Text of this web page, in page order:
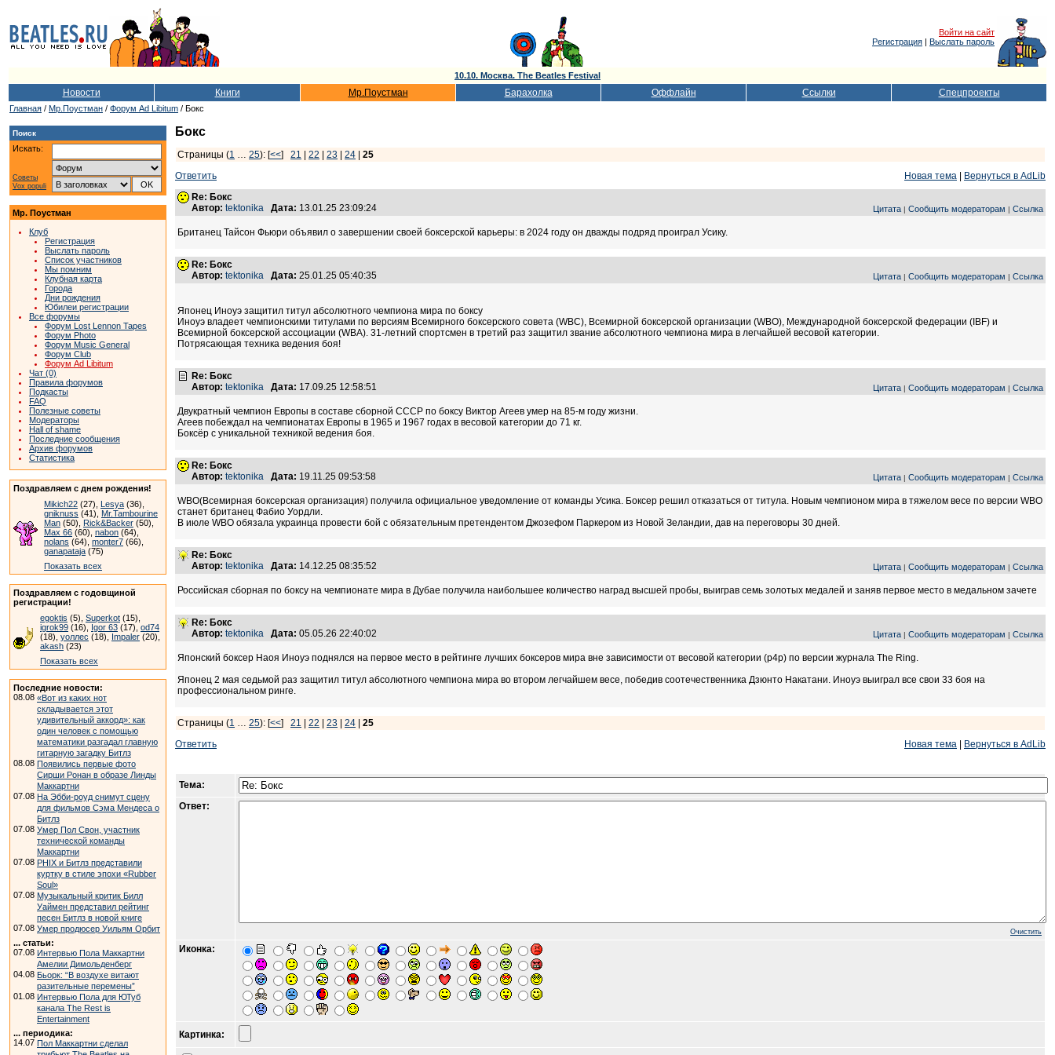
Войти на сайт
Регистрация | Выслать пароль
10.10. Москва. The Beatles Festival
Новости Книги Мр.Поустман Барахолка Оффлайн Ссылки Спецпроекты
Главная / Мр.Поустман / Форум Ad Libitum / Бокс
Поиск
Искать:
Советы
Vox populi
Мр. Поустман
Клуб
Регистрация
Выслать пароль
Список участников
Мы помним
Клубная карта
Города
Дни рождения
Юбилеи регистрации
Все форумы
Форум Lost Lennon Tapes
Форум Photo
Форум Music General
Форум Club
Форум Ad Libitum
Чат (0)
Правила форумов
Подкасты
FAQ
Полезные советы
Модераторы
Hall of shame
Последние сообщения
Архив форумов
Статистика
Поздравляем с днем рождения!
Mikich22 (27), Lesya (36),
gniknuss (41), Mr.Tambourine
Man (50), Rick&Backer (50),
Max 66 (60), nabon (64),
nolans (64), monter7 (66),
ganapataja (75)
Показать всех
Поздравляем с годовщиной
регистрации!
egoktis (5), Superkot (15),
igrok99 (16), Igor 63 (17), od74
(18), уоллес (18), Impaler (20),
akash (23)
Показать всех
Последние новости:
08.08 «Вот из каких нот
складывается этот
удивительный аккорд»: как
один человек с помощью
математики разгадал главную
гитарную загадку Битлз
08.08 Появились первые фото
Сирши Ронан в образе Линды
Маккартни
07.08 На Эбби-роуд снимут сцену
для фильмов Сэма Мендеса о
Битлз
07.08 Умер Пол Свон, участник
технической команды
Маккартни
07.08 PHIX и Битлз представили
куртку в стиле эпохи «Rubber
Soul»
07.08 Музыкальный критик Билл
Уаймен представил рейтинг
песен Битлз в новой книге
07.08 Умер продюсер Уильям Орбит
... статьи:
07.08 Интервью Пола Маккартни
Амелии Димольденберг
04.08 Бьорк: “В воздухе витают
разительные перемены”
01.08 Интервью Пола для ЮТуб
канала The Rest is
Entertainment
... периодика:
14.07 Пол Маккартни сделал
Бокс
Страницы (1 … 25): [<<] 21 22 23 24
25
Ответить
Новая тема
Вернуться в AdLib
Re: Бокс
Автор: tektonika Дата: 13.01.25 23:09:24 Цитата Сообщить модераторам Ссылка
Британец Тайсон Фьюри объявил о завершении своей боксерской карьеры: в 2024 году он дважды подряд проиграл Усику.
Re: Бокс
Автор: tektonika Дата: 25.01.25 05:40:35 Цитата Сообщить модераторам Ссылка
Японец Иноуэ защитил титул абсолютного чемпиона мира по боксу
Иноуэ владеет чемпионскими титулами по версиям Всемирного боксерского совета (WBC), Всемирной боксерской организации (WBO), Международной боксерской федерации (IBF) и
Всемирной боксерской ассоциации (WBA). 31-летний спортсмен в третий раз защитил звание абсолютного чемпиона мира в легчайшей весовой категории.
Потрясающая техника ведения боя!
Re: Бокс
Автор: tektonika Дата: 17.09.25 12:58:51 Цитата Сообщить модераторам Ссылка
Двукратный чемпион Европы в составе сборной СССР по боксу Виктор Агеев умер на 85-м году жизни.
Агеев побеждал на чемпионатах Европы в 1965 и 1967 годах в весовой категории до 71 кг.
Боксёр с уникальной техникой ведения боя.
Re: Бокс
Автор: tektonika Дата: 19.11.25 09:53:58 Цитата Сообщить модераторам Ссылка
WBO(Всемирная боксерская организация) получила официальное уведомление от команды Усика. Боксер решил отказаться от титула. Новым чемпионом мира в тяжелом весе по версии WBO
станет британец Фабио Уордли.
В июле WBO обязала украинца провести бой с обязательным претендентом Джозефом Паркером из Новой Зеландии, дав на переговоры 30 дней.
Re: Бокс
Автор: tektonika Дата: 14.12.25 08:35:52 Цитата Сообщить модераторам Ссылка
Российская сборная по боксу на чемпионате мира в Дубае получила наибольшее количество наград высшей пробы, выиграв семь золотых медалей и заняв первое место в медальном зачете
Re: Бокс
Автор: tektonika Дата: 05.05.26 22:40:02 Цитата Сообщить модераторам Ссылка
Японский боксер Наоя Иноуэ поднялся на первое место в рейтинге лучших боксеров мира вне зависимости от весовой категории (p4p) по версии журнала The Ring.
Японец 2 мая седьмой раз защитил титул абсолютного чемпиона мира во втором легчайшем весе, победив соотечественника Дзюнто Накатани. Иноуэ выиграл все свои 33 боя на
профессиональном ринге.
Страницы (1 … 25): [<<] 21 22 23 24
25
Ответить
Новая тема Вернуться в AdLib
Тема:
Ответ:
Очистить
Иконка:
Картинка: